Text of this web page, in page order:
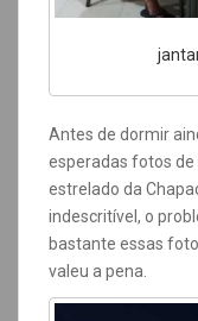
Antes de dormir
esperadas fotos de
estrelado da
indescritível, o
bastante essas
valeu a pena.